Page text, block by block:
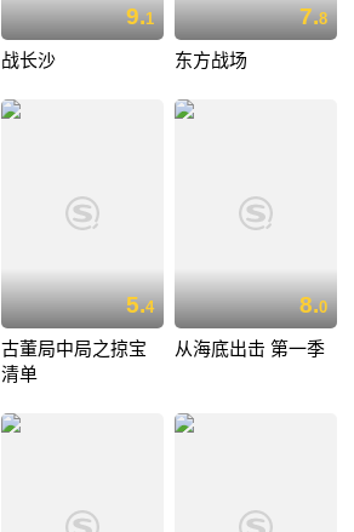
9.1
战长沙
7.8
东方战场
5.4
古董局中局之掠宝
清单
8.0
从海底出击 第一季